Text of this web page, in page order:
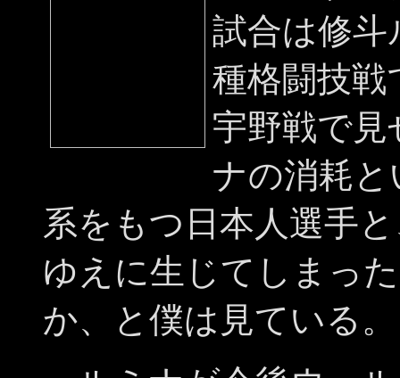
試合は修斗
種格闘技
宇野戦で
ナの消耗
系をもつ日本人選手
ゆえに生じてしまっ
か、と僕は見ている。